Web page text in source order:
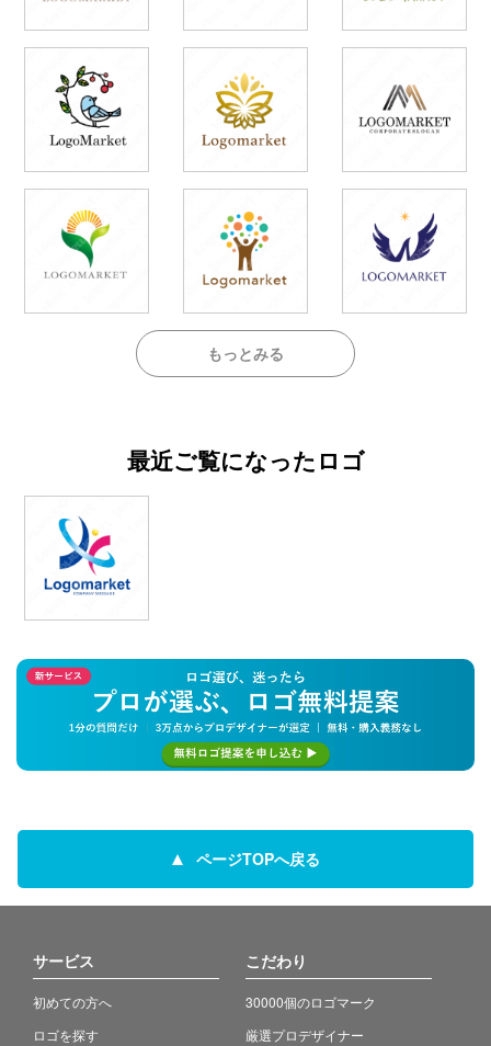
もっとみる
最近ご覧になったロゴ
ページTOPへ戻る
サービス
初めての方へ
ロゴを探す
こだわり
30000個のロゴマーク
厳選プロデザイナー